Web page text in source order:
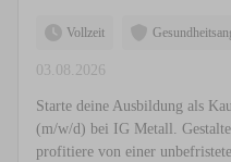
Vollzeit
03.08.2026
Starte deine Ausbildung als
(m/w/d) bei IG Metall.
profitiere von einer